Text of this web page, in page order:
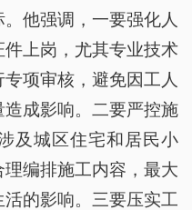
他强调，一要强化人
上岗，尤其专业技术
项审核，避免因工人
成影响。二要严控施
及城区住宅和居民小
编排施工内容，最大
的影响。三要压实工